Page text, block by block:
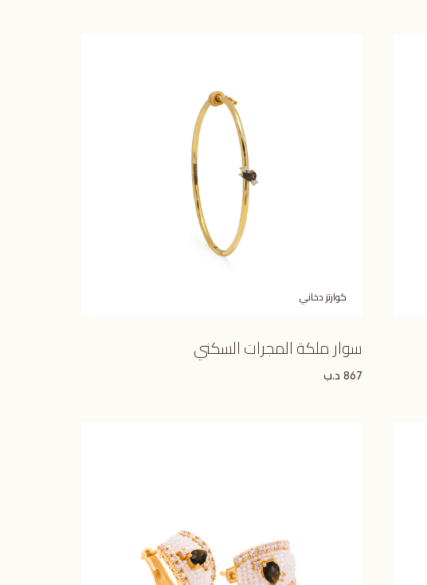
كوارتز دخاني
سوار ملكة المجرات السكني
867 د.ب